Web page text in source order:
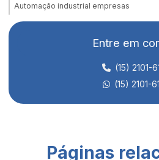
Automação industrial empresas
Automação industrial equipamentos
Automação industrial pneumática
Automação industrial e robotica
Entre em
(15) 2101-
(15) 2101-
Páginas